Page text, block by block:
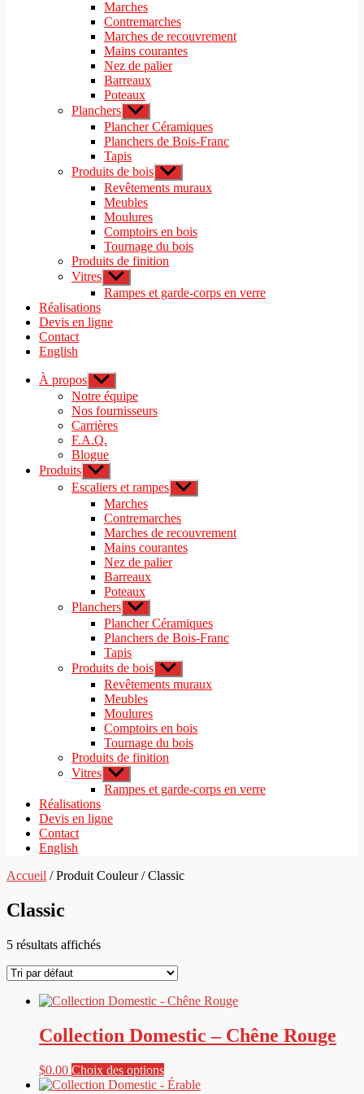
menu
le
menu
Marches
Contremarches
Marches de recouvrement
Mains courantes
Nez de palier
Barreaux
Poteaux
Planchers Afficher
le
sous-
menu
Plancher Céramiques
Planchers de Bois-Franc
Tapis
Produits de bois Afficher
le
sous-
Revêtements muraux
Meubles
Moulures
Comptoirs en bois
Tournage du bois
Produits de finition
Vitres Afficher
le
sous-
Rampes et garde-corps en verre
Réalisations
Devis en ligne
Contact
English
À propos Afficher
le
sous-
menu
Notre équipe
Nos fournisseurs
Carrières
F.A.Q.
Blogue
Produits Afficher
le
sous-
menu
Escaliers et rampes Afficher
le
menu
Marches
Contremarches
Marches de recouvrement
Mains courantes
Nez de palier
Barreaux
Poteaux
Planchers Afficher
le
sous-
menu
Plancher Céramiques
Planchers de Bois-Franc
Tapis
Produits de bois Afficher
le
sous-
Revêtements muraux
Meubles
Moulures
Comptoirs en bois
Tournage du bois
Produits de finition
Vitres Afficher
le
sous-
Rampes et garde-corps en verre
Réalisations
Devis en ligne
Contact
English
Accueil / Produit Couleur / Classic
Classic
5 résultats affichés
Collection Domestic – Chêne Rouge
$0.00 Choix des optionsCe
produit